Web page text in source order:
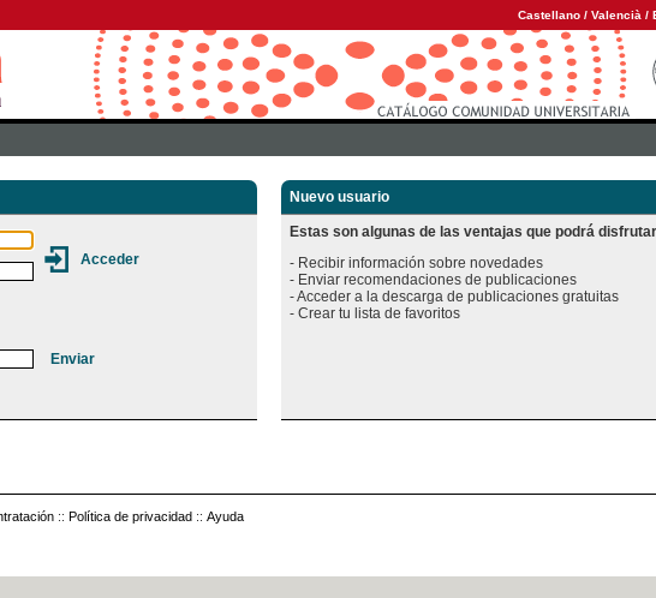
Castellano / Valencià /
Nuevo usuario
Estas son algunas de las ventajas que podrá
- Recibir información sobre novedades
- Enviar recomendaciones de publicaciones
- Acceder a la descarga de publicaciones gratuitas
:: Política de privacidad :: Ayuda